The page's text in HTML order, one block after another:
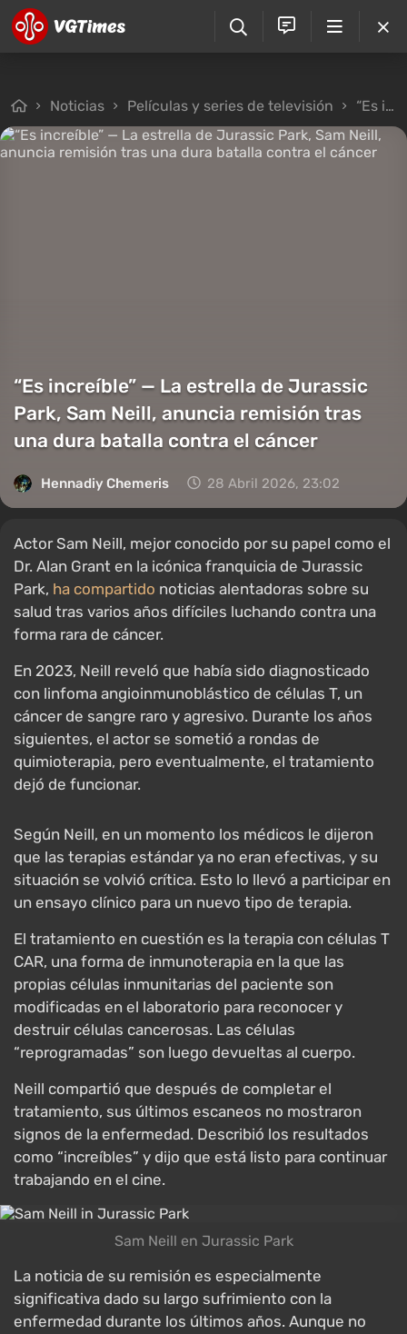
Noticias Películas y series de televisión “Es increíble” — La estrella de Jurassic Park, Sam Neill, anuncia remisión tras una dura batalla contra el cáncer
“Es increíble” — La estrella de Jurassic
Park, Sam Neill, anuncia remisión tras
una dura batalla contra el cáncer
Hennadiy Chemеris 28 Abril 2026, 23:02
Actor Sam Neill, mejor conocido por su papel como el
Dr. Alan Grant en la icónica franquicia de Jurassic
Park, ha compartido noticias alentadoras sobre su
salud tras varios años difíciles luchando contra una
forma rara de cáncer.
En 2023, Neill reveló que había sido diagnosticado
con linfoma angioinmunoblástico de células T, un
cáncer de sangre raro y agresivo. Durante los años
siguientes, el actor se sometió a rondas de
quimioterapia, pero eventualmente, el tratamiento
dejó de funcionar.
Según Neill, en un momento los médicos le dijeron
que las terapias estándar ya no eran efectivas, y su
situación se volvió crítica. Esto lo llevó a participar en
un ensayo clínico para un nuevo tipo de terapia.
El tratamiento en cuestión es la terapia con células T
CAR, una forma de inmunoterapia en la que las
propias células inmunitarias del paciente son
modificadas en el laboratorio para reconocer y
destruir células cancerosas. Las células
“reprogramadas” son luego devueltas al cuerpo.
Neill compartió que después de completar el
tratamiento, sus últimos escaneos no mostraron
signos de la enfermedad. Describió los resultados
como “increíbles” y dijo que está listo para continuar
trabajando en el cine.
Sam Neill en Jurassic Park
La noticia de su remisión es especialmente
significativa dado su largo sufrimiento con la
enfermedad durante los últimos años. Aunque no